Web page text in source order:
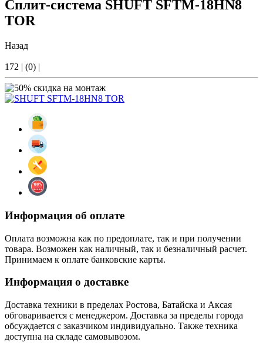
Сплит-система SHUFT SFTM-18HN8
TOR
Назад
172 | (0) |
Информация об оплате
Оплата возможна как по предоплате, так и при получении
товара. Возможен как наличный, так и безналичный расчет.
Принимаем к оплате банковские карты.
Информация о доставке
Доставка техники в пределах Ростова, Батайска и Аксая
обговаривается с менеджером. Доставка за пределы города
обсуждается с заказчиком индивидуально. Также техника
доступна на складе самовывозом.